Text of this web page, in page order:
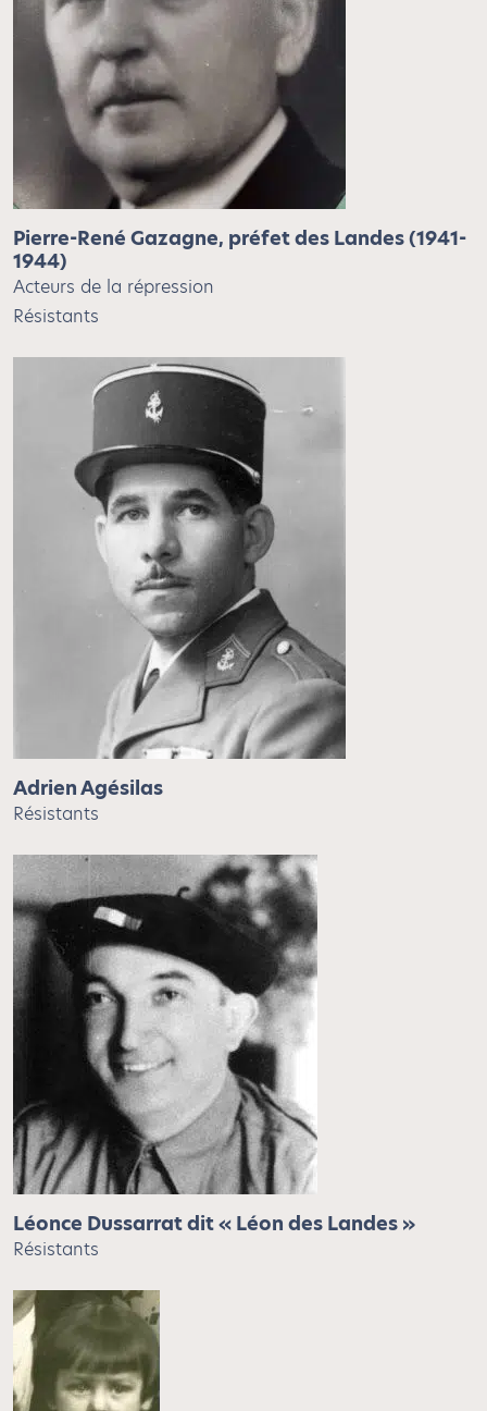
Pierre-René Gazagne, préfet des Landes (1941-
1944)
Acteurs de la répression
Résistants
Adrien Agésilas
Résistants
Léonce Dussarrat dit « Léon des Landes »
Résistants